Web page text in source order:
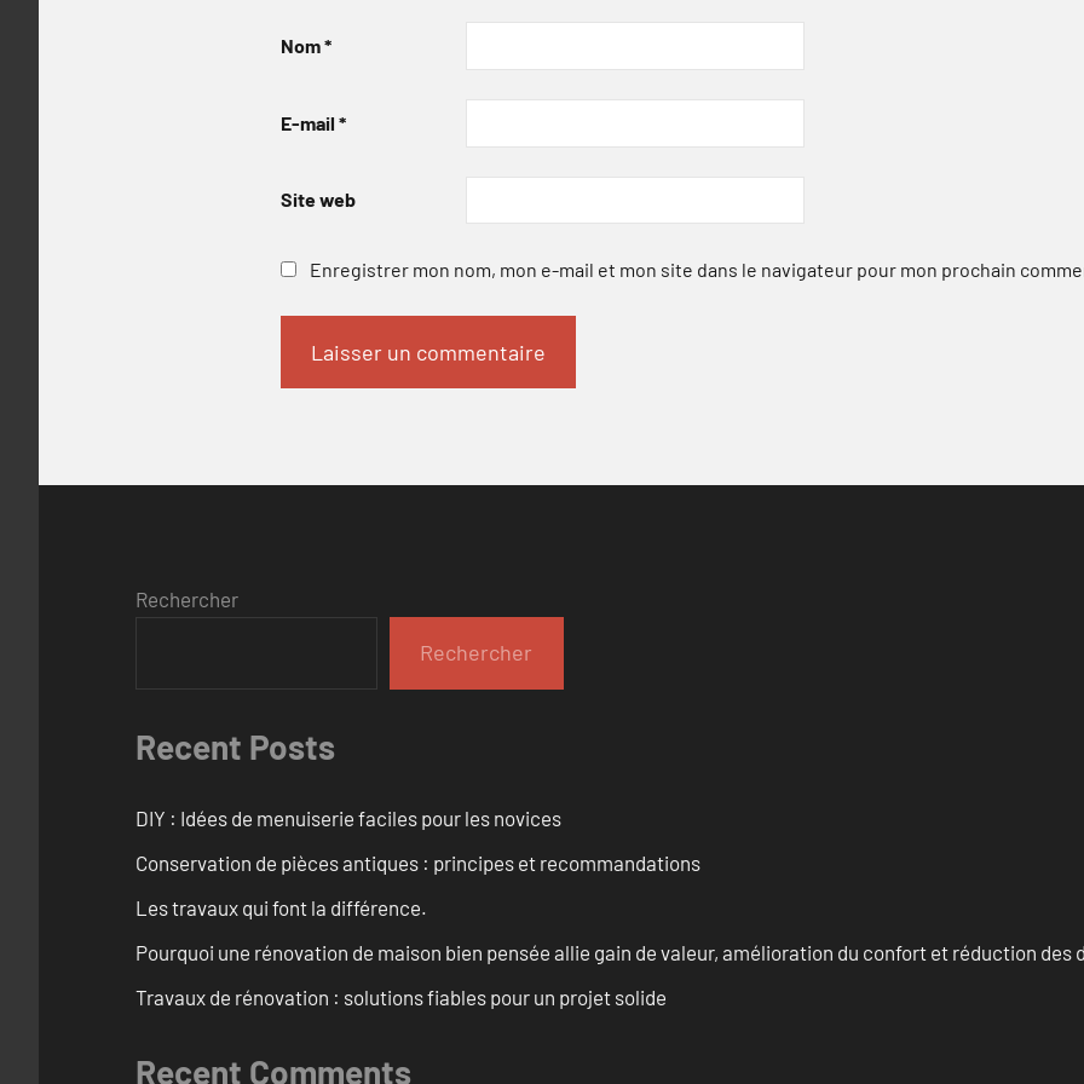
Nom*
E-mail *
Site web
Enregistrer mon nom, mon e-mail et mon site dans le navigateur pour mon prochain
Rechercher
Rechercher
Recent Posts
DIY : Idées de menuiserie faciles pour les novices
Conservation de pièces antiques : principes et recommandations
Les travaux qui font la différence.
Pourquoi une rénovation de maison bien pensée allie gain de valeur, amélioration du confort et réduction des
Travaux de rénovation : solutions fiables pour un projet solide
Recent Comments